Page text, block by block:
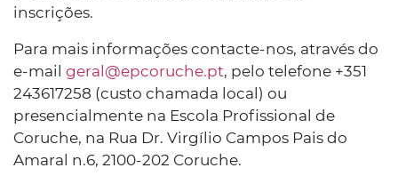
inscrições.
Para mais informações contacte-nos, através do
e-mail geral@epcoruche.pt, pelo telefone +351
243617258 (custo chamada local) ou
presencialmente na Escola Profissional de
Coruche, na Rua Dr. Virgílio Campos Pais do
Amaral n.6, 2100-202 Coruche.